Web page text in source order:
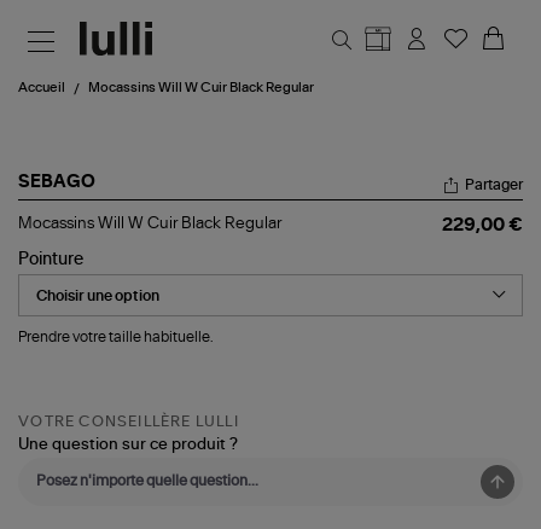
Accueil Mocassins Will W Cuir Black Regular
SEBAGO
Mocassins
W
Cuir
Black
Regular
Partager
Mocassins Will W Cuir Black Regular
229,00 €
Pointure
Prendre votre taille habituelle.
VOTRE CONSEILLÈRE LULLI
Une question sur ce produit ?